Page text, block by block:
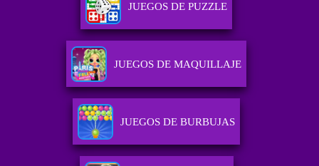
JUEGOS DE PUZZLE
JUEGOS DE MAQUILLAJE
JUEGOS DE BURBUJAS